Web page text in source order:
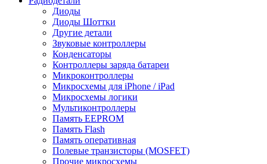
Диоды
Диоды Шоттки
Другие детали
Звуковые контроллеры
Конденсаторы
Контроллеры заряда батареи
Микроконтроллеры
Микросхемы для iPhone / iPad
Микросхемы логики
Мультиконтроллеры
Память EEPROM
Память Flash
Память оперативная
Полевые транзисторы (MOSFET)
Прочие микросхемы